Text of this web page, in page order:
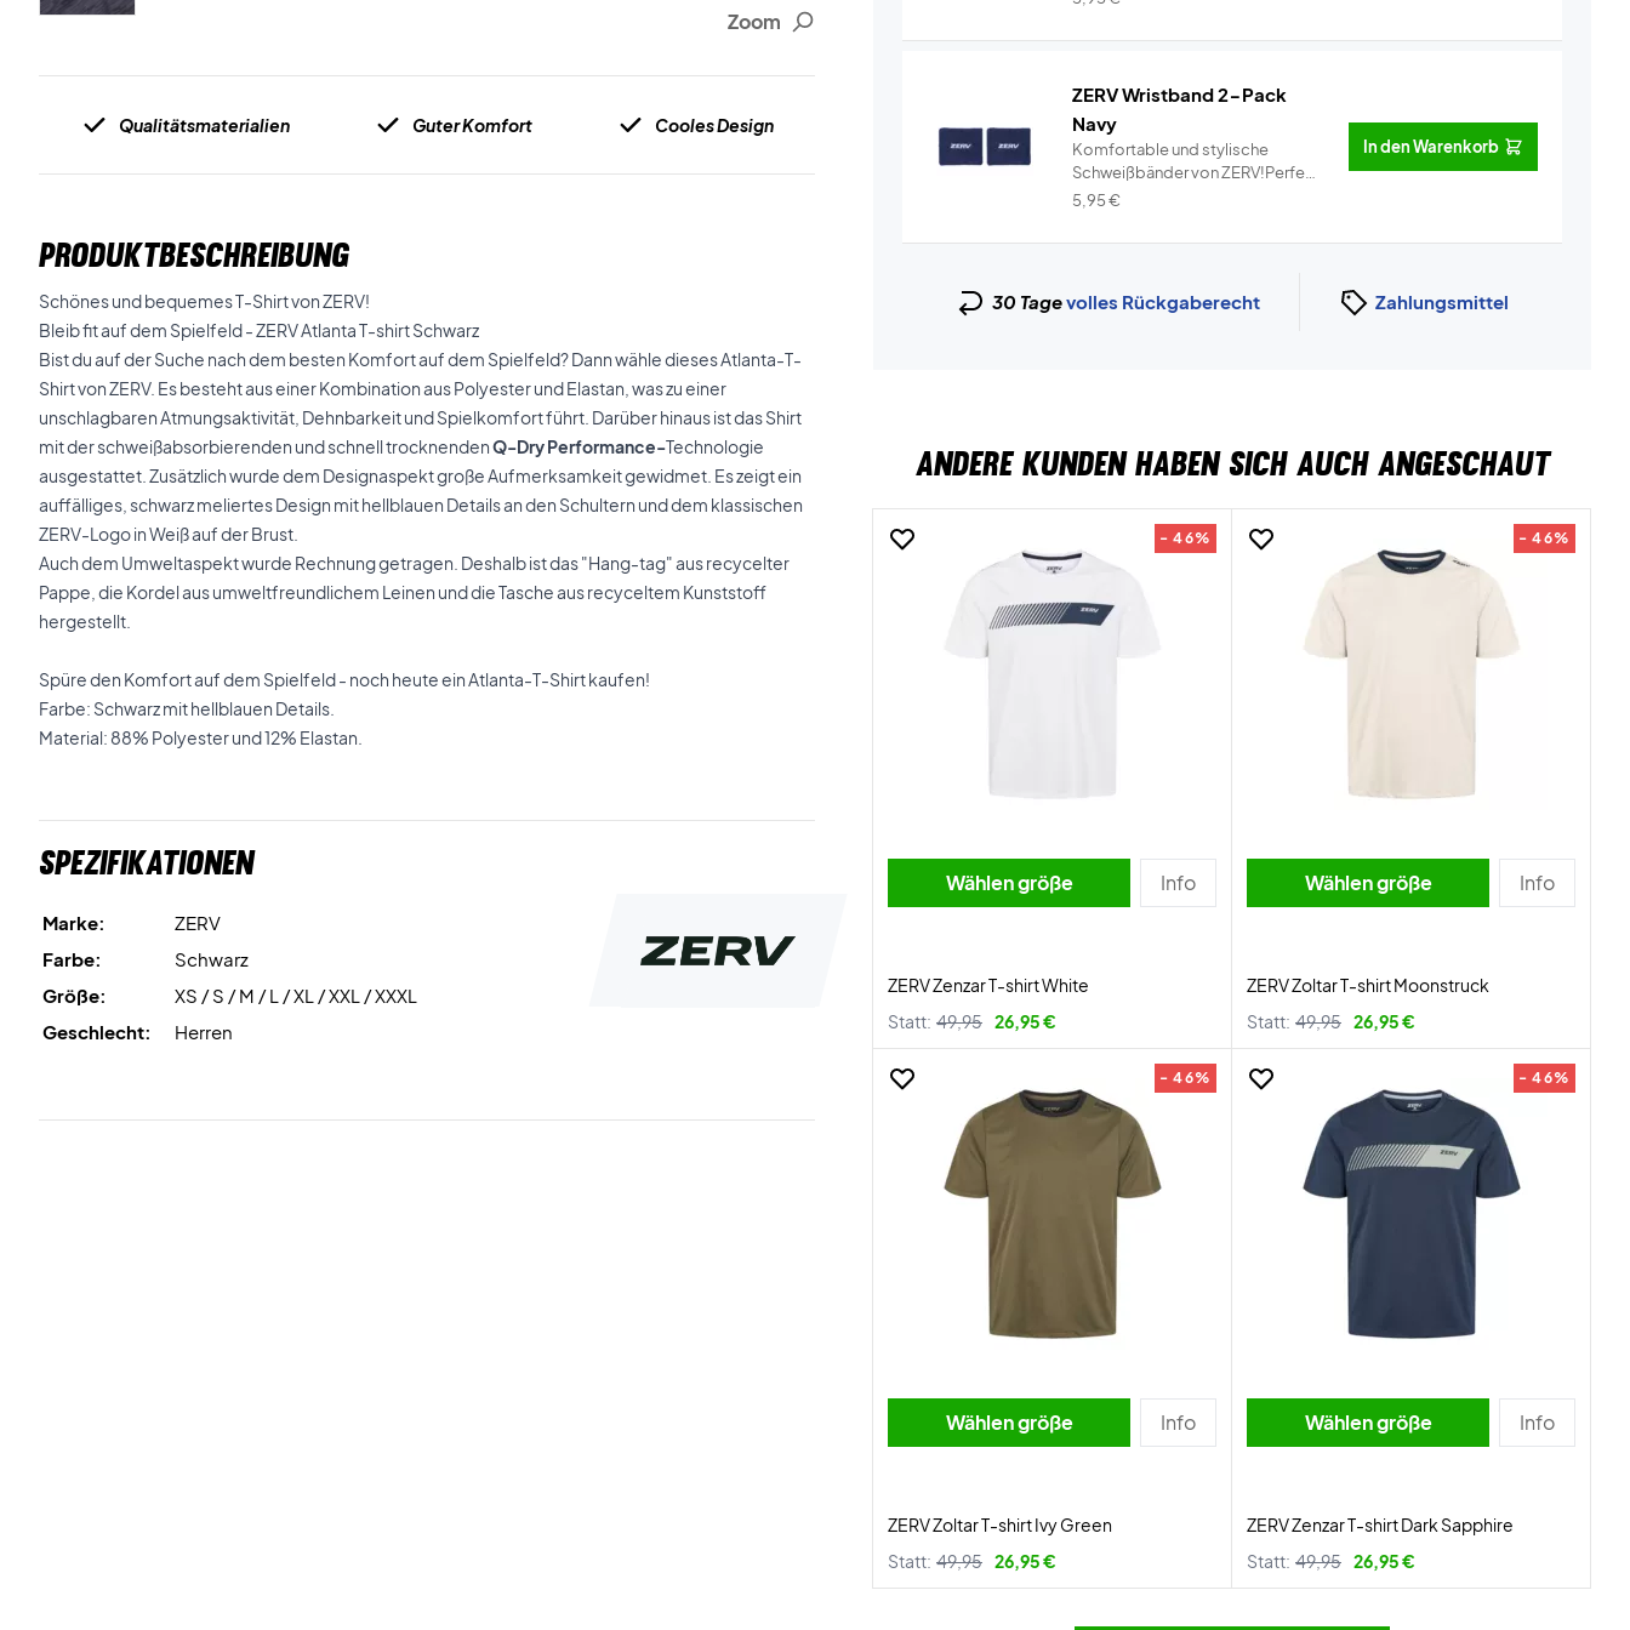
Zoom
Qualitätsmaterialien Guter Komfort Cooles Design
PRODUKTBESCHREIBUNG
Schönes und bequemes T-Shirt von ZERV!
Bleib fit auf dem Spielfeld - ZERV Atlanta T-shirt Schwarz
Bist du auf der Suche nach dem besten Komfort auf dem Spielfeld? Dann wähle dieses Atlanta-T-
Shirt von ZERV. Es besteht aus einer Kombination aus Polyester und Elastan, was zu einer
unschlagbaren Atmungsaktivität, Dehnbarkeit und Spielkomfort führt. Darüber hinaus ist das Shirt
mit der schweißabsorbierenden und schnell trocknendenQ-Dry Performance-Technologie
ausgestattet. Zusätzlich wurde dem Designaspekt große Aufmerksamkeit gewidmet. Es zeigt ein
auffälliges, schwarz meliertes Design mit hellblauen Details an den Schultern und dem klassischen
ZERV-Logo in Weiß auf der Brust.
Auch dem Umweltaspekt wurde Rechnung getragen. Deshalb ist das "Hang-tag" aus recycelter
Pappe, die Kordel aus umweltfreundlichem Leinen und die Tasche aus recyceltem Kunststoff
hergestellt.
Spüre den Komfort auf dem Spielfeld - noch heute ein Atlanta-T-Shirt kaufen!
Farbe: Schwarz mit hellblauen Details.
Material: 88% Polyester und 12% Elastan.
Spezifikationen
Marke:
ZERV
Farbe:
Schwarz
Größe:
XS / S / M / L / XL / XXL / XXXL
Geschlecht:
Herren
ZERV Wristband 2-Pack
Navy
Komfortable und stylische
Schweißbänder von ZERV!Perfekt
für de...
5,95€
In den Warenkorb
30 Tagevolles Rückgaberecht Zahlungsmittel
ANDERE KUNDEN HABEN SICH AUCH ANGESCHAUT
- 46%
Wählen größe Info
ZERV Zenzar T-shirt White
Statt: 49,95 26,95 €
- 46%
Wählen größe Info
ZERV Zoltar T-shirt Moonstruck
Statt: 49,95 26,95 €
- 46%
Wählen größe Info
ZERV Zoltar T-shirt Ivy Green
Statt: 49,95 26,95 €
- 46%
Wählen größe Info
ZERV Zenzar T-shirt Dark Sapphire
Statt: 49,95 26,95 €